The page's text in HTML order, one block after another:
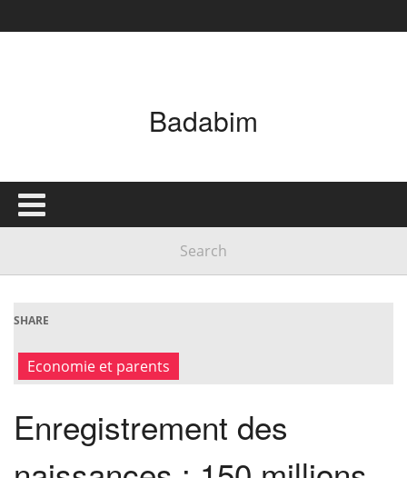
Badabim
SHARE
Economie et parents
Enregistrement des